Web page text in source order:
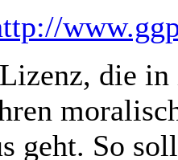
die
geht. So